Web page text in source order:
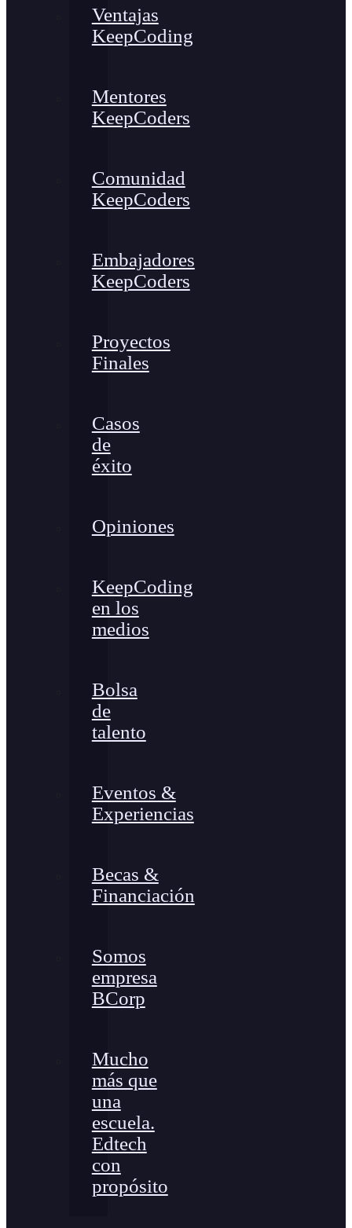
Ventajas
KeepCoding
Mentores
KeepCoders
Comunidad
KeepCoders
Embajadores
KeepCoders
Proyectos
Finales
Casos
de
éxito
Opiniones
KeepCoding
en los
medios
Bolsa
de
talento
Eventos &
Experiencias
Becas &
Financiación
Somos
empresa
BCorp
Mucho
más que
una
escuela.
Edtech
con
propósito